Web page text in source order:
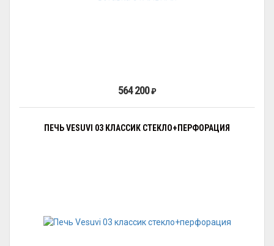
564 200₽
ПЕЧЬ VESUVI 03 КЛАССИК СТЕКЛО+ПЕРФОРАЦИЯ